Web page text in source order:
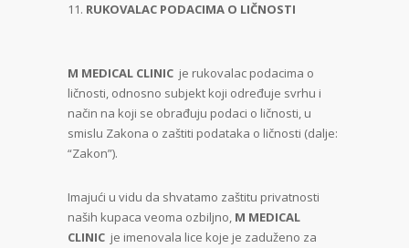
RUKOVALAC PODACIMA O LIČNOSTI
M MEDICAL CLINIC je rukovalac podacima o
ličnosti, odnosno subjekt koji određuje svrhu i
način na koji se obrađuju podaci o ličnosti, u
smislu Zakona o zaštiti podataka o ličnosti (dalje:
“Zakon”).
Imajući u vidu da shvatamo zaštitu privatnosti
naših kupaca veoma ozbiljno, M MEDICAL
CLINIC je imenovala lice koje je zaduženo za